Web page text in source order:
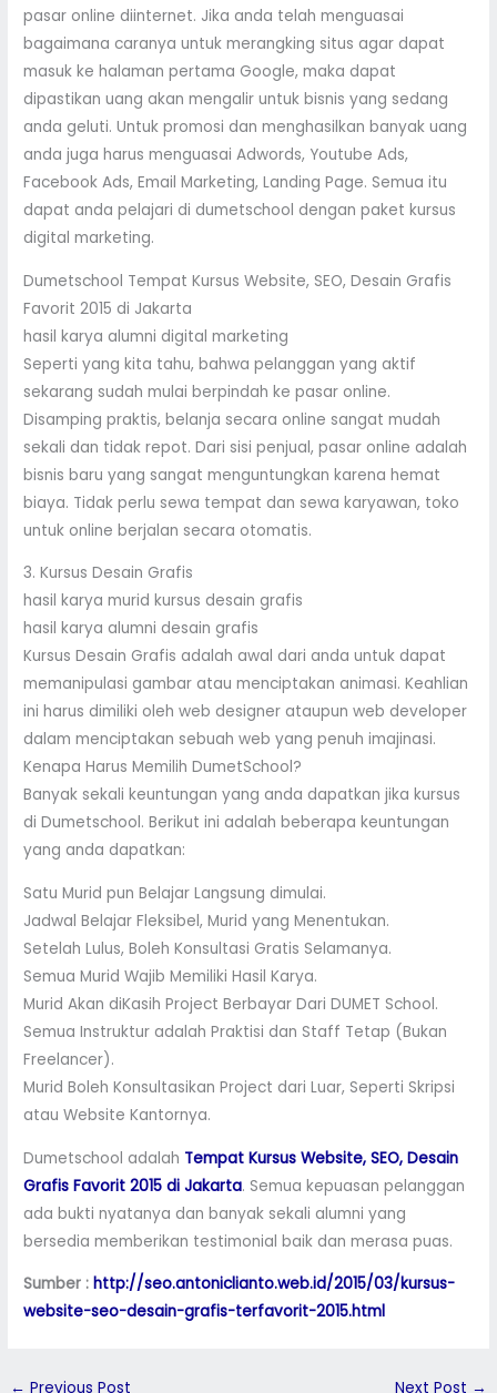
pasar online diinternet. Jika anda telah menguasai
bagaimana caranya untuk merangking situs agar dapat
masuk ke halaman pertama Google, maka dapat
dipastikan uang akan mengalir untuk bisnis yang sedang
anda geluti. Untuk promosi dan menghasilkan banyak uang
anda juga harus menguasai Adwords, Youtube Ads,
Facebook Ads, Email Marketing, Landing Page. Semua itu
dapat anda pelajari di dumetschool dengan paket kursus
digital marketing.
Dumetschool Tempat Kursus Website, SEO, Desain Grafis
Favorit 2015 di Jakarta
hasil karya alumni digital marketing
Seperti yang kita tahu, bahwa pelanggan yang aktif
sekarang sudah mulai berpindah ke pasar online.
Disamping praktis, belanja secara online sangat mudah
sekali dan tidak repot. Dari sisi penjual, pasar online adalah
bisnis baru yang sangat menguntungkan karena hemat
biaya. Tidak perlu sewa tempat dan sewa karyawan, toko
untuk online berjalan secara otomatis.
3. Kursus Desain Grafis
hasil karya murid kursus desain grafis
hasil karya alumni desain grafis
Kursus Desain Grafis adalah awal dari anda untuk dapat
memanipulasi gambar atau menciptakan animasi. Keahlian
ini harus dimiliki oleh web designer ataupun web developer
dalam menciptakan sebuah web yang penuh imajinasi.
Kenapa Harus Memilih DumetSchool?
Banyak sekali keuntungan yang anda dapatkan jika kursus
di Dumetschool. Berikut ini adalah beberapa keuntungan
yang anda dapatkan:
Satu Murid pun Belajar Langsung dimulai.
Jadwal Belajar Fleksibel, Murid yang Menentukan.
Setelah Lulus, Boleh Konsultasi Gratis Selamanya.
Semua Murid Wajib Memiliki Hasil Karya.
Murid Akan diKasih Project Berbayar Dari DUMET School.
Semua Instruktur adalah Praktisi dan Staff Tetap (Bukan
Freelancer).
Murid Boleh Konsultasikan Project dari Luar, Seperti Skripsi
atau Website Kantornya.
Dumetschool adalah Tempat Kursus Website, SEO, Desain
Grafis Favorit 2015 di Jakarta. Semua kepuasan pelanggan
ada bukti nyatanya dan banyak sekali alumni yang
bersedia memberikan testimonial baik dan merasa puas.
Sumber :http://seo.antoniclianto.web.id/2015/03/kursus-
website-seo-desain-grafis-terfavorit-2015.html
← Previous Post Next Post →